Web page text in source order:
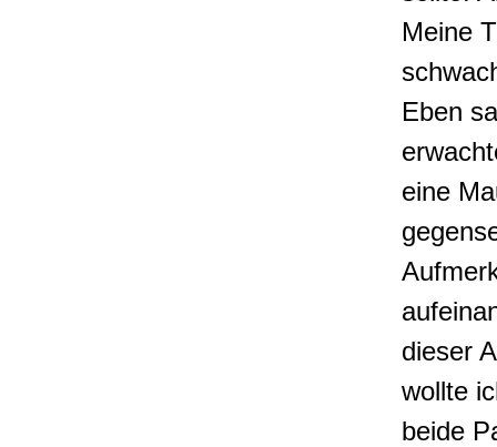
Meine
Eben
eine
dieser
wollte
beide